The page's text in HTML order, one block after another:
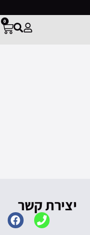
0
יצירת קשר